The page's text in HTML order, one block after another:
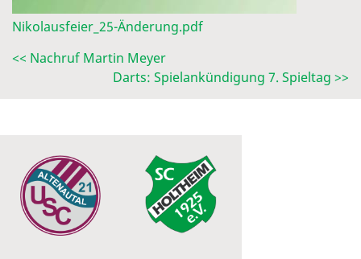
Nikolausfeier_25-Änderung.pdf
<< Nachruf Martin Meyer
Darts: Spielankündigung 7. Spieltag >>